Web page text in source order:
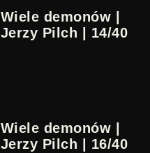
Wiele demonów |
Jerzy Pilch | 14/40
Wiele demonów |
Jerzy Pilch | 16/40